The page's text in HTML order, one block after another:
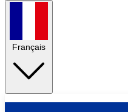
Français